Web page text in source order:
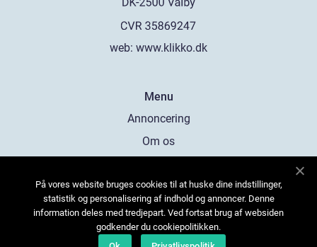
web: www.klikko.dk
Menu
Annoncering
Om os
Kontakt os
Sitemap
På vores website bruges cookies til at huske dine indstillinger,
statistik og personalisering af indhold og annoncer. Denne
information deles med tredjepart. Ved fortsat brug af websiden
godkender du cookiepolitikken.